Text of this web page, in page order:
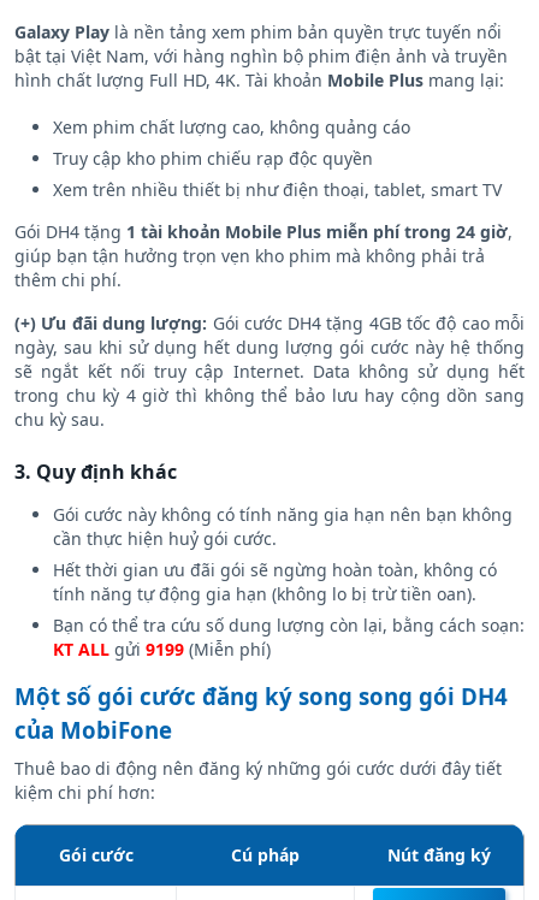
Galaxy Play là nền tảng xem phim bản quyền trực tuyến nổi
bật tại Việt Nam, với hàng nghìn bộ phim điện ảnh và truyền
hình chất lượng Full HD, 4K. Tài khoản Mobile Plus mang lại:
Xem phim chất lượng cao, không quảng cáo
Truy cập kho phim chiếu rạp độc quyền
Xem trên nhiều thiết bị như điện thoại, tablet, smart TV
Gói DH4 tặng 1 tài khoản Mobile Plus miễn phí trong 24 giờ,
giúp bạn tận hưởng trọn vẹn kho phim mà không phải trả
thêm chi phí.
(+) Ưu đãi dung lượng: Gói cước DH4 tặng 4GB tốc độ cao mỗi
ngày, sau khi sử dụng hết dung lượng gói cước này hệ thống
sẽ ngắt kết nối truy cập Internet. Data không sử dụng hết
trong chu kỳ 4 giờ thì không thể bảo lưu hay cộng dồn sang
chu kỳ sau.
3. Quy định khác
Gói cước này không có tính năng gia hạn nên bạn không
cần thực hiện huỷ gói cước.
Hết thời gian ưu đãi gói sẽ ngừng hoàn toàn, không có
tính năng tự động gia hạn (không lo bị trừ tiền oan).
Bạn có thể tra cứu số dung lượng còn lại, bằng cách soạn:
KT ALL gửi 9199 (Miễn phí)
Một số gói cước đăng ký song song gói DH4
của MobiFone
Thuê bao di động nên đăng ký những gói cước dưới đây tiết
kiệm chi phí hơn:
Gói cước Cú pháp Nút đăng ký